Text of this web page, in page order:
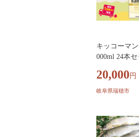
キッコーマ
000ml 24本
マン 豆乳 無
高評価 ソイ
物 飲料 ドリ
ロール 健康
ルシー たん
20,000 円
岐阜県瑞穂市